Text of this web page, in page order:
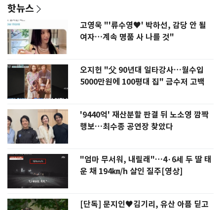
핫뉴스
고영욱 "'류수영♥' 박하선, 감당 안 될
여자…계속 명품 사 나를 것"
오지헌 "父 90년대 일타강사…월수입
5000만원에 100평대 집" 금수저 고백
'9440억' 재산분할 판결 뒤 노소영 깜짝
행보…최수종 공연장 찾았다
"엄마 무서워, 내릴래"…4·6세 두 딸 태
운 채 194㎞/h 살인 질주[영상]
[단독] 문지인♥김기리, 유산 아픔 딛고